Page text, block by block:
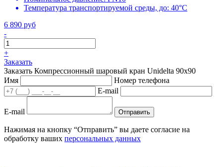
Температура транспортируемой среды, до: 40°С
6 890 руб
-
+
Заказать
Заказать Компрессионный шаровый кран Unidelta 90x90
Имя
Номер телефона
E-mail
E-mail Отправить
Нажимая на кнопку “Отправить” вы даете согласие на
обработку ваших персональных данных